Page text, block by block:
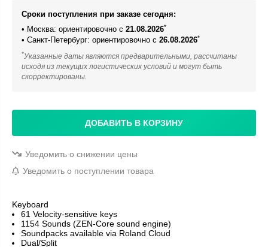
Сроки поступления при заказе сегодня:
• Москва: ориентировочно с 21.08.2026*
• Санкт-Петербург: ориентировочно с 26.08.2026*
*Указанные даты являются предварительными, рассчитаны
исходя из текущих логистических условий и могут быть
скорректированы.
ДОБАВИТЬ В КОРЗИНУ
Уведомить о снижении цены
Уведомить о поступлении товара
Keyboard
61 Velocity-sensitive keys
1154 Sounds (ZEN-Core sound engine)
Soundpacks available via Roland Cloud
Dual/Split